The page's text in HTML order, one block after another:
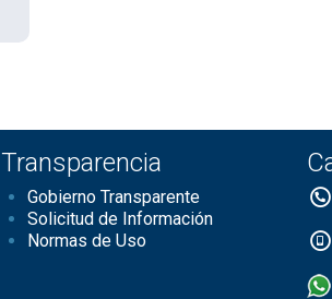
Transparencia
Gobierno Transparente
Solicitud de Información
Normas de Uso